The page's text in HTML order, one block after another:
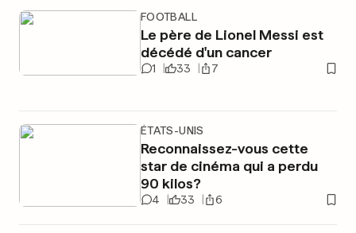
FOOTBALL
Le père de Lionel Messi est
décédé d'un cancer
1 33 7
ÉTATS-UNIS
Reconnaissez-vous cette
star de cinéma qui a perdu
90 kilos?
4 33 6